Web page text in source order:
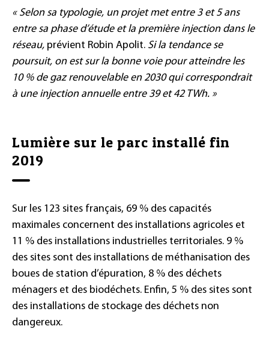
« Selon sa typologie, un projet met entre 3 et 5 ans
entre sa phase d’étude et la première injection dans le
réseau, prévient Robin Apolit. Si la tendance se
poursuit, on est sur la bonne voie pour atteindre les
10 % de gaz renouvelable en 2030 qui correspondrait
à une injection annuelle entre 39 et 42 TWh. »
Lumière sur le parc installé fin
2019
Sur les 123 sites français, 69 % des capacités
maximales concernent des installations agricoles et
11 % des installations industrielles territoriales. 9 %
des sites sont des installations de méthanisation des
boues de station d’épuration, 8 % des déchets
ménagers et des biodéchets. Enfin, 5 % des sites sont
des installations de stockage des déchets non
dangereux.